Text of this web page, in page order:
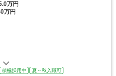
万円
万円
積極採用中 夏～秋入職可